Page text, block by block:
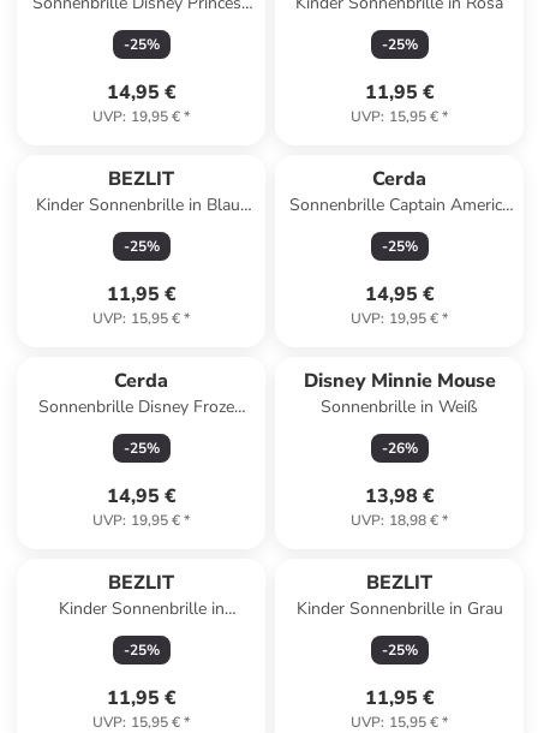
Rapunzel in Lila
-25%
14,95 €
UVP: 19,95 €*
-25%
11,95 €
UVP: 15,95 €*
BEZLIT
Kinder Sonnenbrille in Blau-
Schwarz
-25%
11,95 €
UVP: 15,95 €*
Cerda
Sonnenbrille Captain America
Avengers in Blau
-25%
14,95 €
UVP: 19,95 €*
Cerda
Sonnenbrille Disney Frozen
Elsa Cat-Eye in Blau
-25%
14,95 €
UVP: 19,95 €*
Disney Minnie Mouse
Sonnenbrille in Weiß
-26%
13,98 €
UVP: 18,98 €*
BEZLIT
Kinder Sonnenbrille in
Schwarz
-25%
11,95 €
UVP: 15,95 €*
BEZLIT
Kinder Sonnenbrille in Grau
-25%
11,95 €
UVP: 15,95 €*